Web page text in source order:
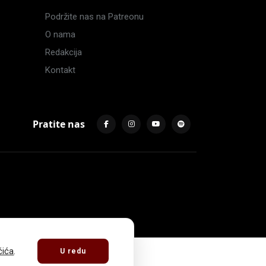
. U redu
Podržite nas na Patreonu
O nama
Redakcija
Kontakt
Pratite nas